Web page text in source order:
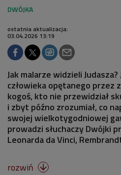
ostatnia aktualizacja:
03.04.2026 13:19
Jak malarze widzieli
człowieka opętanego przez
kogoś, kto nie przewidział
i zbyt późno zrozumiał, co
swojej wielkotygodniowej
prowadzi słuchaczy Dwójki
Leonarda da Vinci,
rozwiń 